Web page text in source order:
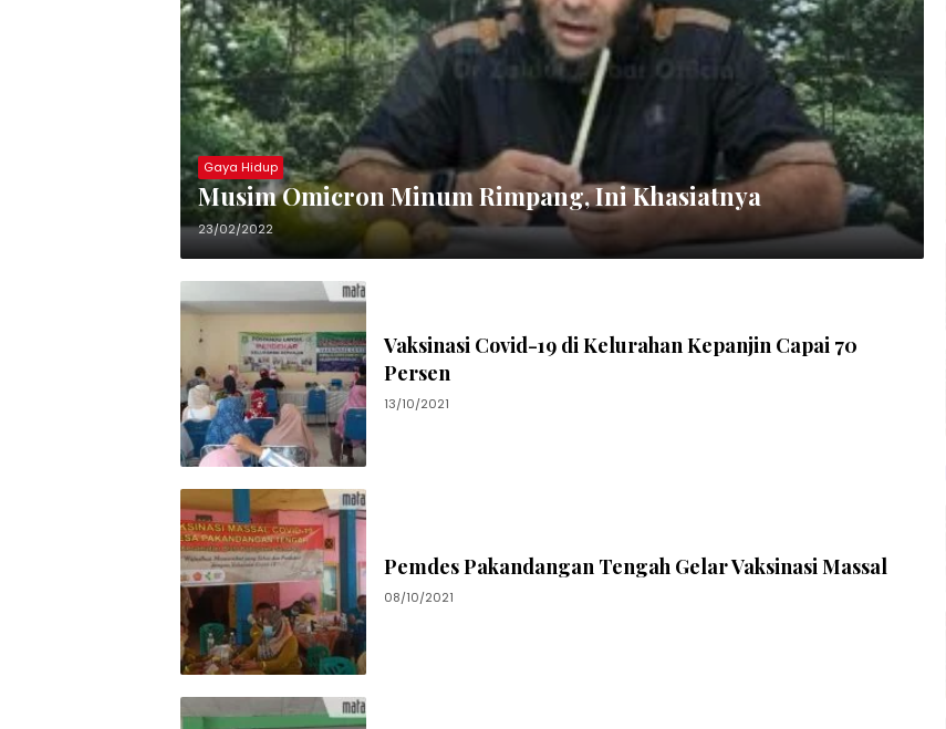
Gaya Hidup
Musim Omicron Minum Rimpang, Ini Khasiatnya
23/02/2022
Vaksinasi Covid-19 di Kelurahan Kepanjin Capai 70
Persen
13/10/2021
Pemdes Pakandangan Tengah Gelar Vaksinasi Massal
08/10/2021